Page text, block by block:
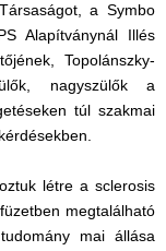
a Symbo
Alapítványnál Illés
Topolánszky-
nagyszülők a
túl szakmai
létre a sclerosis
megtalálható
mai állása